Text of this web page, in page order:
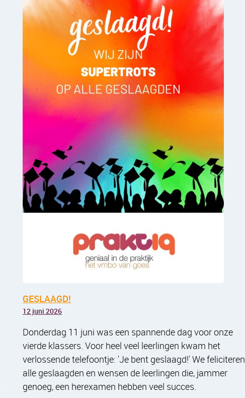
GESLAAGD!
12 juni 2026
Donderdag 11 juni was een spannende dag voor onze
vierde klassers. Voor heel veel leerlingen kwam het
verlossende telefoontje: 'Je bent geslaagd!' We feliciteren
alle geslaagden en wensen de leerlingen die, jammer
genoeg, een herexamen hebben veel succes.